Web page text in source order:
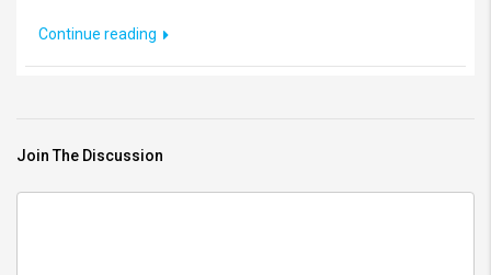
Continue reading
Join The Discussion